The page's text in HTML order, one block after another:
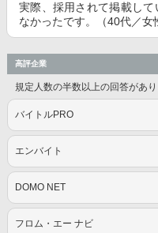
実際、採用されて掲載し
なかったです。（40代／女
高評企業
規定人数の半数以上の回答があ
バイトルPRO
エンバイト
DOMO NET
フロム・エー ナビ